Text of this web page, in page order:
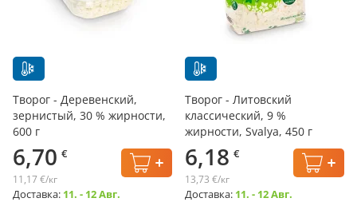
Творог - Деревенский,
зернистый, 30 % жирности,
600 г
6,70 €
11,17 €/кг
Доставка: 11. - 12 Авг.
Творог - Литовский
классический, 9 %
жирности, Svalya, 450 г
6,18 €
13,73 €/кг
Доставка: 11. - 12 Авг.